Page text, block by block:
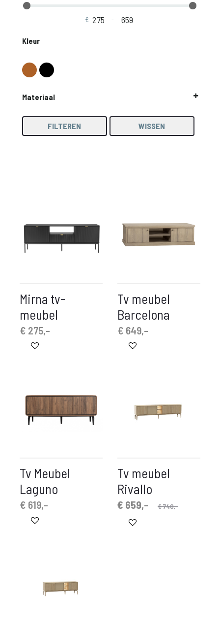
Mirna tv-
meubel
€ 275,-
Tv meubel
Barcelona
€ 649,-
Tv Meubel
Laguno
€ 619,-
Tv meubel
Rivallo
€740,-
Oorspronkelijke
prijs
€ 659,-
Huidige
€
Minimale prijs
-
Maximale prijs
Kleur
Materiaal
MelamineFILTEREN WISSEN